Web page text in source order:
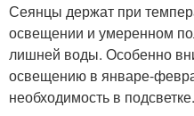
Сеянцы держат при
освещении и умеренном
лишней воды. Особенно
освещению в январе-
необходимость в подсветке.